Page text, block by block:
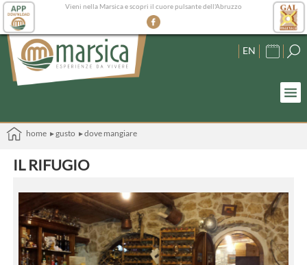
Vieni nella Marsica e scopri il cuore pulsante dell'Abruzzo
EN
home ▸ gusto ▸ dove mangiare
IL RIFUGIO